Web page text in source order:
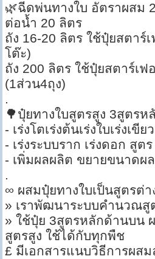
🌿ฉีดพ่นทางใบ อัตราผสม
ต่อน้ำ 20 ลิตร
ถัง 16-20 ลิตร ใช้ปุ๋ยสตาร์
โต๊ะ)
ถัง 200 ลิตร ใช้ปุ๋ยสตาร์เฟ
(1ส่วน4ถุง)
.
🌳ปุ๋ยทางใบสูตรสูง 3สูตร
- เร่งโตเร่งต้นเร่งใบเร่งเขี
- เร่งระบบราก เร่งดอก สูต
- เพิ่มผลผลิต ขยายขนาดผ
.
∞ ผสมปุ๋ยทางใบเป็นสูตรต่
» เราพัฒนาระบบคำนวณสู
» ใช้ปุ๋ย 3สูตรหลักด้านบน
สูตรสูง ใช้ได้กับทุกพืช
£ มีเอกสารแนบวิธีการผสม